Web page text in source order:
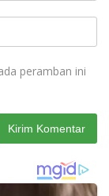
peramban ini